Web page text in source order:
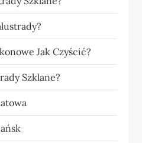
Jak Czyścić?
Szklane?